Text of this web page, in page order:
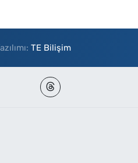
TE Bilişim